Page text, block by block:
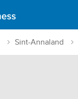
Sint-Annaland